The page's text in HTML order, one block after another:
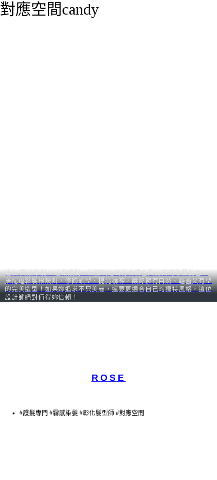
對應空間candy
擅長 質感染髮 × 蓬鬆護髮，細膩調配出符合膚色與氣質的專屬髮色，
搭配蓬鬆髮根設計，修飾頭型、提亮精神，讓妳擁有自然、輕盈又有型
的完美造型！如果妳追求不只美麗，還要更適合自己的獨特風格，這位
設計師絕對值得妳信賴！
ROSE
#護髮專門 #霧感染髮 #彰化髮型師 #對應空間